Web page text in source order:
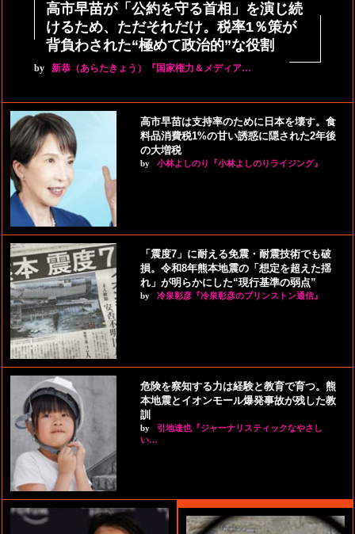
高市早苗が「公約を守る首相」を演じ続
けるため、ただそれだけ。税率1％策が
背負わされた“極めて政治的”な役割
by 新恭（あらたきょう）『国家権力＆メディア…
高市早苗は支持率のために日本を壊す。食
料品消費税1%の甘い誘惑に隠された2年後
の大増税
by 小林よしのり『小林よしのりライジング』
「震度7」に耐える免震・耐震技術でも破
損。令和8年熊本地震の「想定を超えた揺
れ」が明らかにした“現行基準の弱点”
by 冷泉彰彦『冷泉彰彦のプリンストン通信』
危険を察知する力は経験と教育で育つ。熊
本地震とイオンモール爆発事故が残した教
訓
by
引地達也『ジャーナリスティックなやさし
い…